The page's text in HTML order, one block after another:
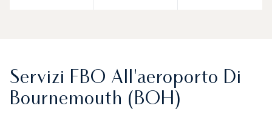
Servizi FBO All'aeroporto Di
Bournemouth (BOH)